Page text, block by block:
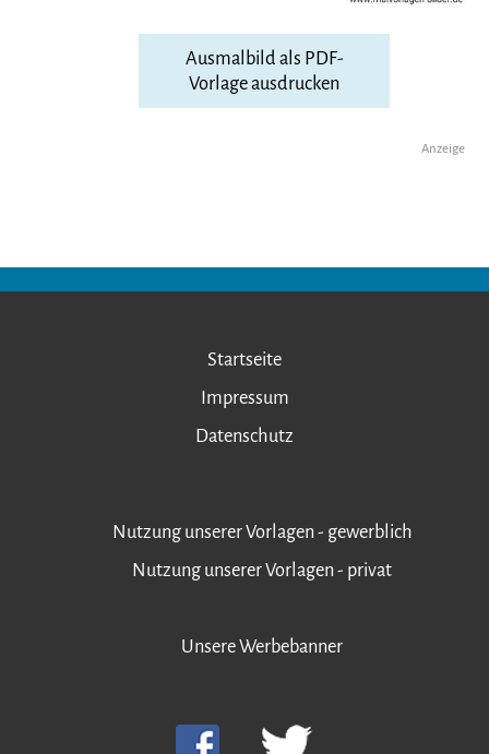
Ausmalbild als PDF-
Vorlage ausdrucken
Anzeige
Startseite
Impressum
Datenschutz
Nutzung unserer Vorlagen - gewerblich
Nutzung unserer Vorlagen - privat
Unsere Werbebanner